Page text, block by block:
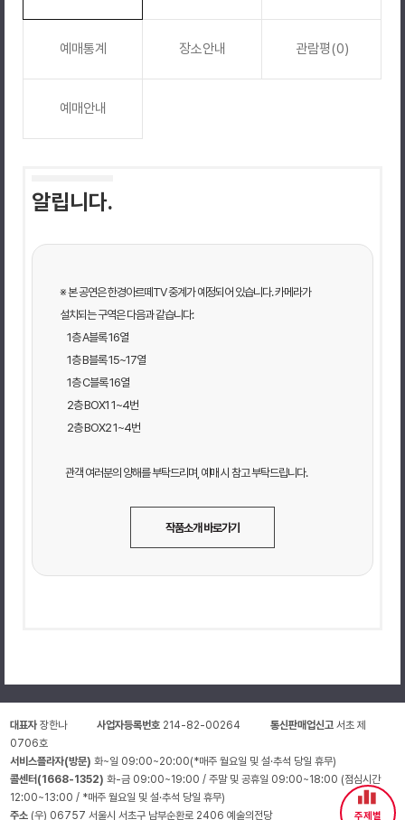
예매통계 장소안내 관람평(0)
예매안내
알립니다.
※ 본 공연은 한경아르떼TV 중계가 예정되어 있습니다. 카메라가
설치되는 구역은 다음과 같습니다:
1층 A블록 16열
1층 B블록 15~17열
1층 C블록 16열
2층 BOX1 1~4번
2층 BOX2 1~4번
관객 여러분의 양해를 부탁드리며, 예매 시 참고 부탁드립니다.
작품소개 바로가기
주제별
대표자장한나 사업자등록번호 214-82-00264 통신판매업신고서초 제
0706호
서비스플라자(방문)화~일 09:00~20:00(*매주 월요일 및 설·추석 당일 휴무)
콜센터(1668-1352)화-금 09:00~19:00 / 주말 및 공휴일 09:00~18:00 (점심시간
12:00~13:00 / *매주 월요일 및 설·추석 당일 휴무)
주소 (우) 06757 서울시 서초구 남부순환로 2406 예술의전당